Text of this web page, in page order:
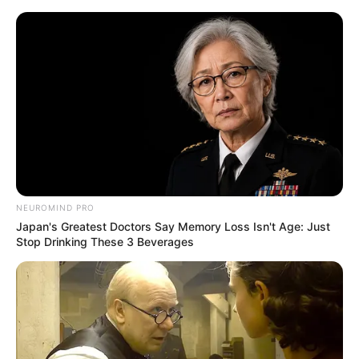
13 Lembrancinhas de Festa Junina
NEUROMIND PRO
Japan's Greatest Doctors Say Memory Loss Isn't Age: Just
Stop Drinking These 3 Beverages